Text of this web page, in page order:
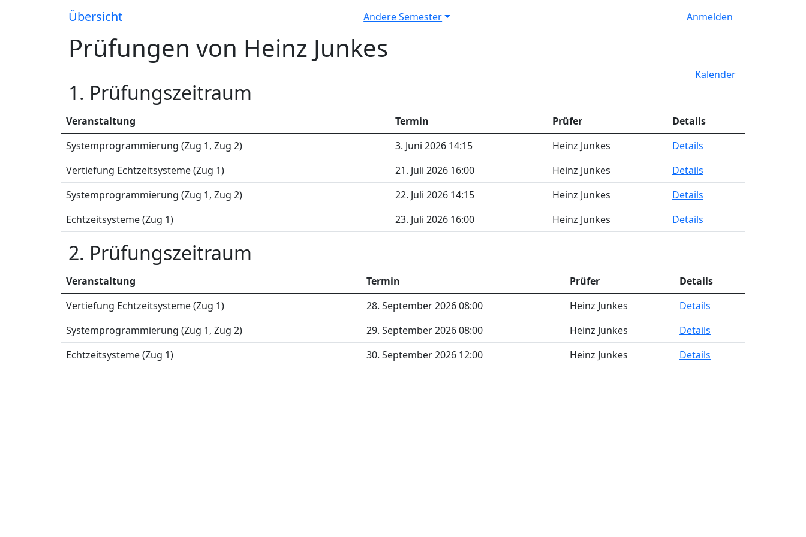
Übersicht Andere Semester Anmelden
Prüfungen von Heinz Junkes
Kalender
1. Prüfungszeitraum
Veranstaltung Termin Prüfer
Details
Systemprogrammierung (Zug 1, Zug 2)
3. Juni 2026 14:15 Heinz Junkes
Details
Vertiefung Echtzeitsysteme (Zug 1)
21. Juli 2026 16:00 Heinz Junkes
Details
Systemprogrammierung (Zug 1, Zug 2)
22. Juli 2026 14:15 Heinz Junkes
Details
Echtzeitsysteme (Zug 1)
23. Juli 2026 16:00 Heinz Junkes Details
2. Prüfungszeitraum
Veranstaltung Termin Prüfer
Details
Vertiefung Echtzeitsysteme (Zug 1)
28. September 2026 08:00 Heinz Junkes
Details
Systemprogrammierung (Zug 1, Zug 2)
29. September 2026 08:00 Heinz Junkes
Details
Echtzeitsysteme (Zug 1)
30. September 2026 12:00 Heinz Junkes Details